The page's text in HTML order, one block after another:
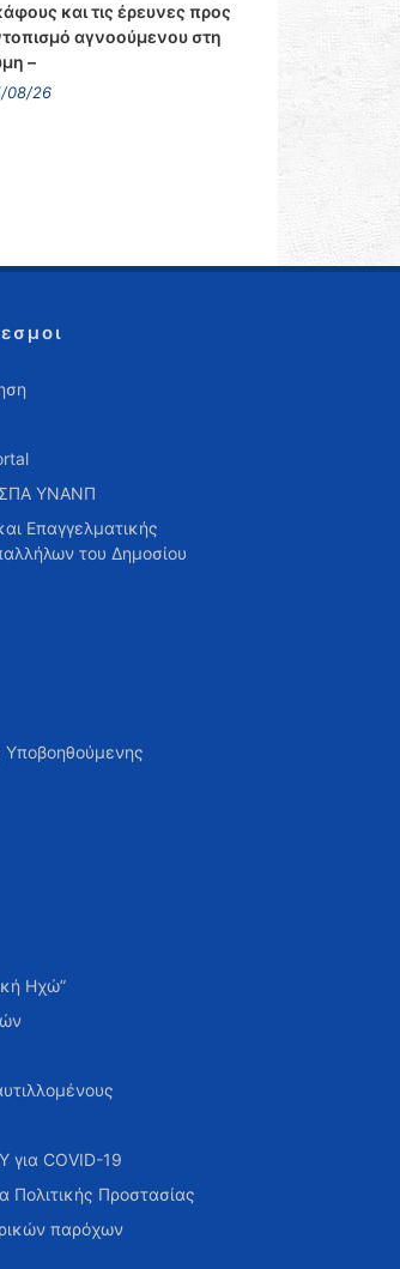
και τις έρευνες προς
αγνοούμενου στη
–
08/26
ΥΝΑΝΠ
Επαγγελματικής
του Δημοσίου
Υποβοηθούμενης
Ηχώ”
για COVID-19
Πολιτικής Προστασίας
παρόχων